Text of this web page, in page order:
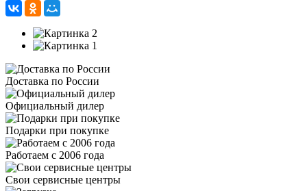
Доставка по России
Официальный дилер
Подарки при покупке
Работаем с 2006 года
Свои сервисные центры